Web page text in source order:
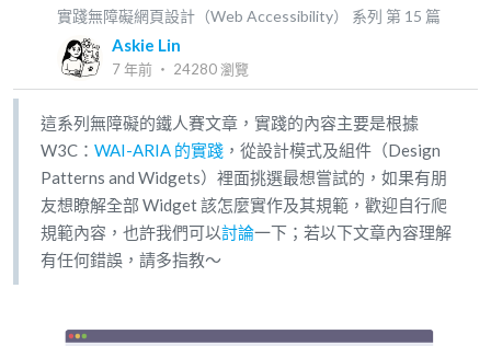
實踐無障礙網頁設計（Web Accessibility） 系列 第 15 篇
Askie Lin
7 年前 ‧ 24280瀏覽
這系列無障礙的鐵人賽文章，實踐的內容主要是根據
W3C： WAI-ARIA 的實踐 ，從設計模式及組件（Design
Patterns and Widgets）裡面挑選最想嘗試的，如果有朋
友想瞭解全部 Widget 該怎麼實作及其規範，歡迎自行爬
規範內容，也許我們可以討論一下；若以下文章內容理解
有任何錯誤，請多指教～